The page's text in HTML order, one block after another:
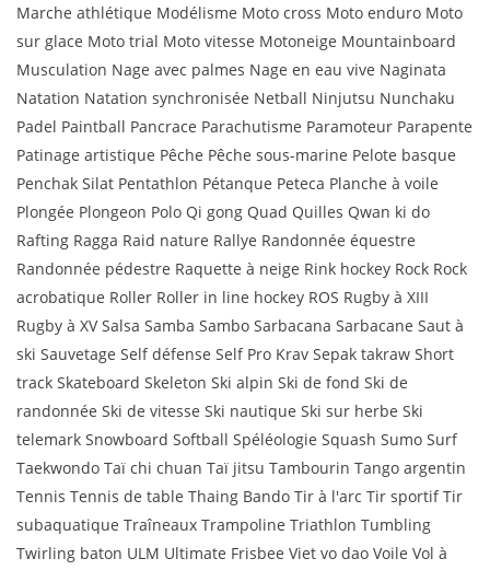
Marche athlétique Modélisme Moto cross Moto enduro Moto
sur glace Moto trial Moto vitesse Motoneige Mountainboard
Musculation Nage avec palmes Nage en eau vive Naginata
Natation Natation synchronisée Netball Ninjutsu Nunchaku
Padel Paintball Pancrace Parachutisme Paramoteur Parapente
Patinage artistique Pêche Pêche sous-marine Pelote basque
Penchak Silat Pentathlon Pétanque Peteca Planche à voile
Plongée Plongeon Polo Qi gong Quad Quilles Qwan ki do
Rafting Ragga Raid nature Rallye Randonnée équestre
Randonnée pédestre Raquette à neige Rink hockey Rock Rock
acrobatique Roller Roller in line hockey ROS Rugby à XIII
Rugby à XV Salsa Samba Sambo Sarbacana Sarbacane Saut à
ski Sauvetage Self défense Self Pro Krav Sepak takraw Short
track Skateboard Skeleton Ski alpin Ski de fond Ski de
randonnée Ski de vitesse Ski nautique Ski sur herbe Ski
telemark Snowboard Softball Spéléologie Squash Sumo Surf
Taekwondo Taï chi chuan Taï jitsu Tambourin Tango argentin
Tennis Tennis de table Thaing Bando Tir à l'arc Tir sportif Tir
subaquatique Traîneaux Trampoline Triathlon Tumbling
Twirling baton ULM Ultimate Frisbee Viet vo dao Voile Vol à